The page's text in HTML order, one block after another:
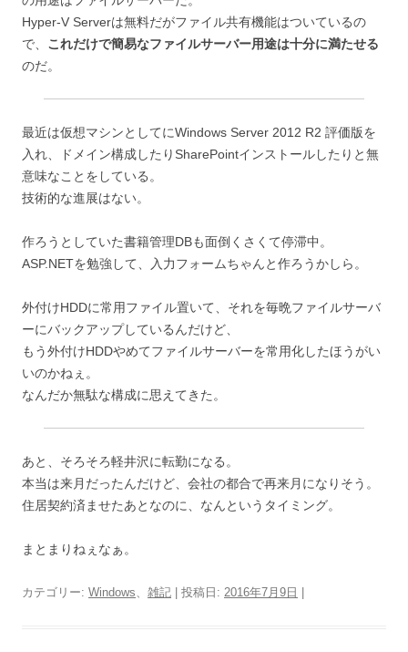
Hyper-V Serverは無料だがファイル共有機能はついているの
で、 これだけで簡易なファイルサーバー用途は十分に満たせる
のだ。
最近は仮想マシンとしてにWindows Server 2012 R2 評価版を
入れ、ドメイン構成したりSharePointインストールしたりと無
意味なことをしている。
技術的な進展はない。
作ろうとしていた書籍管理DBも面倒くさくて停滞中。
ASP.NETを勉強して、入力フォームちゃんと作ろうかしら。
外付けHDDに常用ファイル置いて、それを毎晩ファイルサーバ
ーにバックアップしているんだけど、
もう外付けHDDやめてファイルサーバーを常用化したほうがい
いのかねぇ。
なんだか無駄な構成に思えてきた。
あと、そろそろ軽井沢に転勤になる。
本当は来月だったんだけど、会社の都合で再来月になりそう。
住居契約済ませたあとなのに、なんというタイミング。
まとまりねぇなぁ。
カテゴリー: Windows、 雑記 | 投稿日: 2016年7月9日